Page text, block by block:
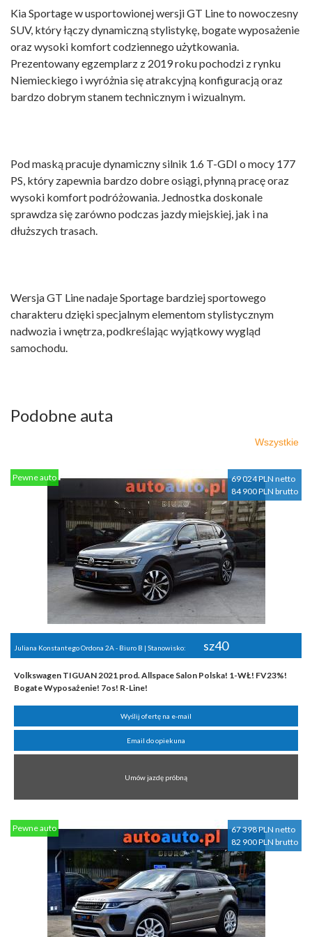
Kia Sportage w usportowionej wersji GT Line to nowoczesny
SUV, który łączy dynamiczną stylistykę, bogate wyposażenie
oraz wysoki komfort codziennego użytkowania.
Prezentowany egzemplarz z 2019 roku pochodzi z rynku
Niemieckiego i wyróżnia się atrakcyjną konfiguracją oraz
bardzo dobrym stanem technicznym i wizualnym.
Pod maską pracuje dynamiczny silnik 1.6 T-GDI o mocy 177
PS, który zapewnia bardzo dobre osiągi, płynną pracę oraz
wysoki komfort podróżowania. Jednostka doskonale
sprawdza się zarówno podczas jazdy miejskiej, jak i na
dłuższych trasach.
Wersja GT Line nadaje Sportage bardziej sportowego
charakteru dzięki specjalnym elementom stylistycznym
nadwozia i wnętrza, podkreślając wyjątkowy wygląd
samochodu.
Podobne auta
Wszystkie
69 024 PLN netto
84 900 PLN brutto
Pewne auto
Juliana Konstantego Ordona 2A - Biuro B | Stanowisko: sz40
Volkswagen TIGUAN 2021 prod. Allspace Salon Polska! 1-WŁ! FV23%!
Bogate Wyposażenie! 7os! R-Line!
Wyślij ofertę na e-mail
Email do opiekuna
Umów jazdę próbną
67 398 PLN netto
82 900 PLN brutto
Pewne auto